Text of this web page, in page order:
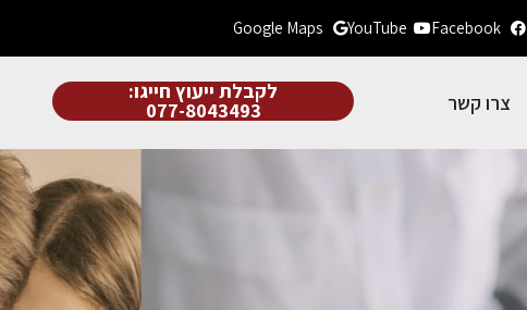
Facebook
YouTube
Google Maps
צרו קשר לקבלת ייעוץ חייגו:
077-8043493